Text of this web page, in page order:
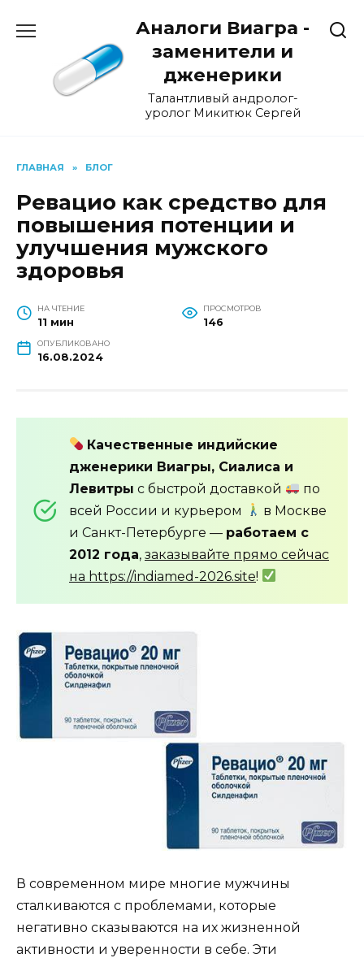
Аналоги Виагра -
заменители и
дженерики
Талантливый андролог-
уролог Микитюк Сергей
ГЛАВНАЯ » БЛОГ
Ревацио как средство для
повышения потенции и
улучшения мужского
здоровья
НА ЧТЕНИЕ
11 мин
ПРОСМОТРОВ
146
ОПУБЛИКОВАНО
16.08.2024
Качественные индийские
дженерики Виагры, Сиалиса и
Левитры с быстрой доставкой
по
всей России и курьером
в Москве
и Санкт-Петербурге — работаем с
2012 года, заказывайте прямо сейчас
на https://indiamed-2026.site!
В современном мире многие мужчины
сталкиваются с проблемами, которые
негативно сказываются на их жизненной
активности и уверенности в себе. Эти